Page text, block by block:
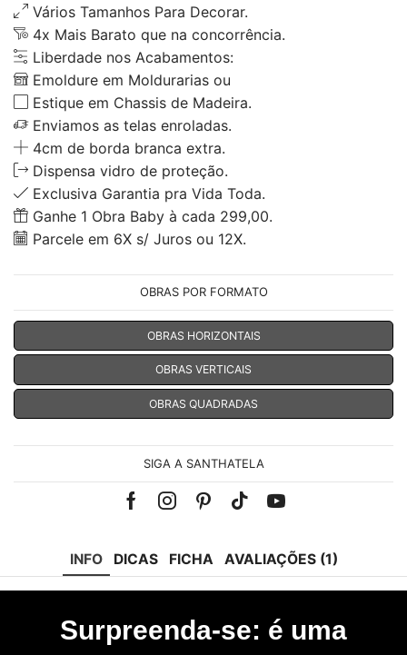
Vários Tamanhos Para Decorar.
4x Mais Barato que na concorrência.
Liberdade nos Acabamentos:
Emoldure em Moldurarias ou
Estique em Chassis de Madeira.
Enviamos as telas enroladas.
4cm de borda branca extra.
Dispensa vidro de proteção.
Exclusiva Garantia pra Vida Toda.
Ganhe 1 Obra Baby à cada 299,00.
Parcele em 6X s/ Juros ou 12X.
OBRAS POR FORMATO
OBRAS HORIZONTAIS
OBRAS VERTICAIS
OBRAS QUADRADAS
SIGA A SANTHATELA
FacebookInstagramPinterest
Tik-Youtube
INFO DICAS FICHA AVALIAÇÕES (1)
Surpreenda-se: é uma